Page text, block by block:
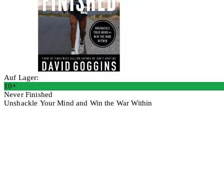
Auf Lager:
10+
Never Finished
Unshackle Your Mind and Win the War Within